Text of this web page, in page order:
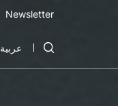
Newsletter
عربية